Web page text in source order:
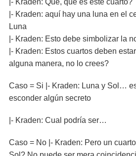
|- Kraden: Que, que es este cuarto?
|- Kraden: aquí hay una luna en el
Luna
|- Kraden: Esto debe simbolizar la
|- Kraden: Estos cuartos deben
alguna manera, no lo crees?
Caso = Si |- Kraden: Luna y Sol…
esconder algún secreto
|- Kraden: Cual podría ser…
Caso = No |- Kraden: Pero un